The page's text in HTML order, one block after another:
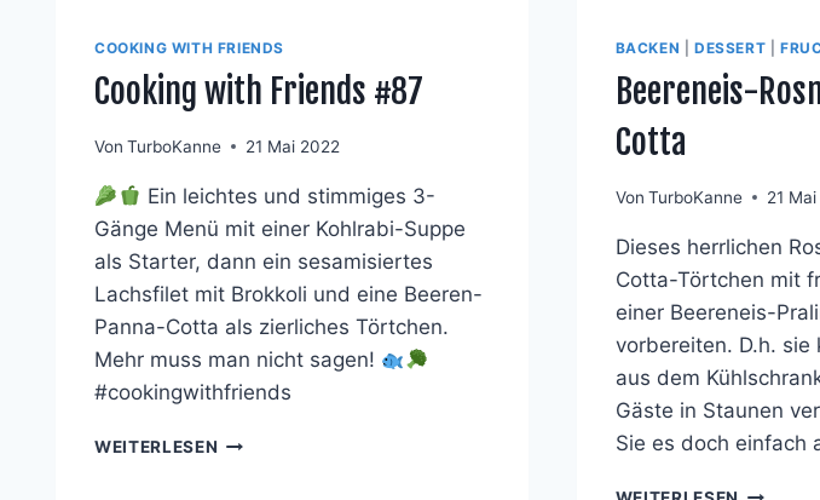
COOKING WITH FRIENDS
Cooking with Friends #87
Von TurboKanne 21 Mai 2022
Ein leichtes und stimmiges 3-
Gänge Menü mit einer Kohlrabi-Suppe
als Starter, dann ein sesamisiertes
Lachsfilet mit Brokkoli und eine Beeren-
Panna-Cotta als zierliches Törtchen.
Mehr muss man nicht sagen!
#cookingwithfriends
WEITERLESEN COOKING
BACKEN |DESSERT
Beereneis-
Cotta
Von TurboKanne 21
Dieses herrlichen
Cotta-Törtchen mit
einer Beereneis-
vorbereiten. D.h. sie
aus dem
Gäste in Staunen
Sie es doch einfach